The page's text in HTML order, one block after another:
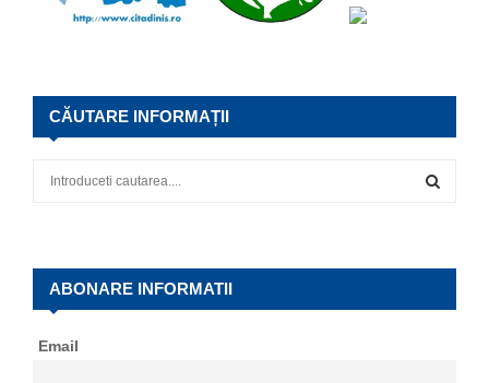
CĂUTARE INFORMAȚII
f
E
A
ABONARE INFORMATII
Email